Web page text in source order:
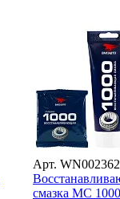
Арт.
смазка МС